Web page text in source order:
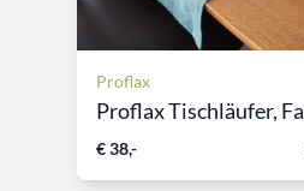
Proflax
Proflax Tischläufer,
€ 38,-